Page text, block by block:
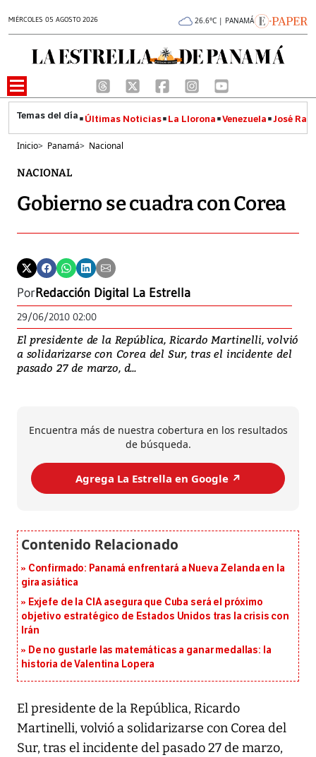
MIÉRCOLES 05 AGOSTO 2026 26.6°C | PANAMÁ
Últimas Noticias La Llorona Venezuela José
Inicio> Panamá> Nacional
NACIONAL
Gobierno se cuadra con Corea
PorRedacción Digital La Estrella
29/06/2010 02:00
El presidente de la República, Ricardo Martinelli, volvió
a solidarizarse con Corea del Sur, tras el incidente del
pasado 27 de marzo, d...
Encuentra más de nuestra cobertura en los resultados
de búsqueda.
Agrega La Estrella en Google ↗️
Confirmado: Panamá enfrentará a Nueva Zelanda en la
gira asiática
Exjefe de la CIA asegura que Cuba será el próximo
objetivo estratégico de Estados Unidos tras la crisis con
Irán
De no gustarle las matemáticas a ganar medallas: la
historia de Valentina Lopera
El presidente de la República, Ricardo
Martinelli, volvió a solidarizarse con Corea del
Sur, tras el incidente del pasado 27 de marzo,